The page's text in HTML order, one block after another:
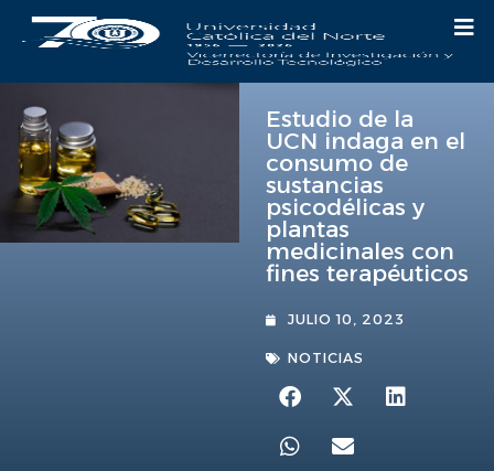
Estudio de la
UCN indaga en el
consumo de
sustancias
psicodélicas y
plantas
medicinales con
fines terapéuticos
JULIO 10, 2023
NOTICIAS